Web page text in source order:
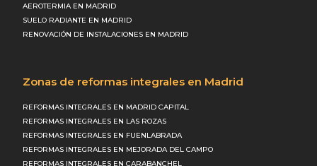
AEROTERMIA EN MADRID
SUELO RADIANTE EN MADRID
RENOVACIÓN DE INSTALACIONES EN MADRID
Zonas de reformas integrales en Madrid
REFORMAS INTEGRALES EN MADRID CAPITAL
REFORMAS INTEGRALES EN LAS ROZAS
REFORMAS INTEGRALES EN FUENLABRADA
REFORMAS INTEGRALES EN MEJORADA DEL CAMPO
REFORMAS INTEGRALES EN CARABANCHEL